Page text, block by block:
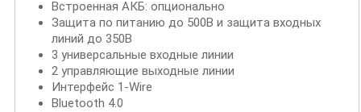
Встроенная АКБ: опционально
Защита по питанию до 500В и защита входных
линий до 350В
3 универсальные входные линии
2 управляющие выходные линии
Интерфейс 1-Wire
Bluetooth 4.0